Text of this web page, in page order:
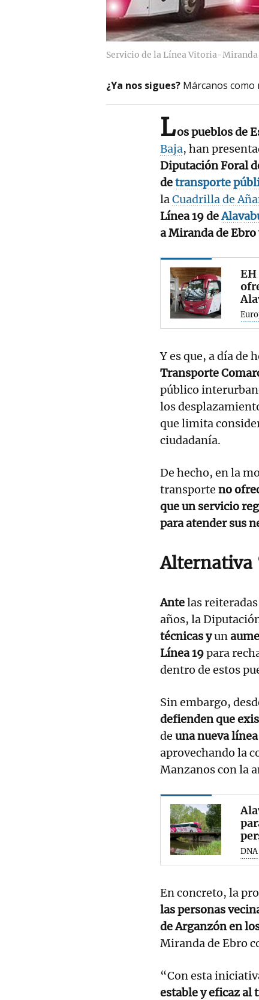
Servicio de la Línea Vitoria-Miranda
¿Ya nos sigues? Márcanos
Los pueblos de
Baja, han
Diputación Foral
detransporte
laCuadrilla de
Línea 19 de
a Miranda de Ebro
Y es que, a día de
Transporte
público
los
que limita
ciudadanía.
De hecho, en la
transporte no
que un servicio
para atender sus
Alternativa
Antelas
años, la
técnicas yun
Línea 19para
dentro de estos
Sin embargo,
defienden que
de una nueva
aprovechando la
Manzanos con la
DNA
En concreto, la
las personas
de Arganzón en
Miranda de Ebro
“Con esta
estable y eficaz al